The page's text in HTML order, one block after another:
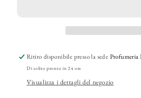
Ritiro disponibile presso la sede Profumeria
Di solito pronto in 24 ore
Visualizza i dettagli del negozio